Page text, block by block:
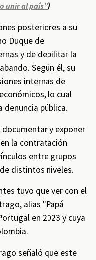
unir al país”)
posteriores a su
Duque de
y de debilitar la
Según él, su
internas de
lo cual
denuncia pública.
y exponer
la contratación
entre grupos
distintos niveles.
tuvo que ver con el
alias "Papá
en 2023 y cuya
señaló que este